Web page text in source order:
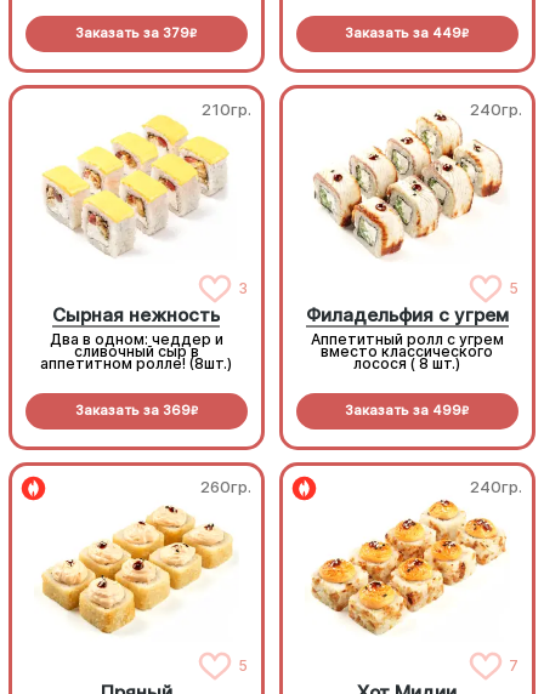
Заказать за 379R
томат и обилие крем-сыра.
Праздничная подача с
красной икрой делает этот
вечера (8шт.)
Заказать за 449R
210гр.
3
Сырная нежность
Два в одном: чеддер и
сливочный сыр в
аппетитном ролле! (8шт.)
Заказать за 369R
240гр.
5
Филадельфия с угрем
Аппетитный ролл с угрем
вместо классического
лосося ( 8 шт.)
Заказать за 499R
260гр.
5
240гр.
7